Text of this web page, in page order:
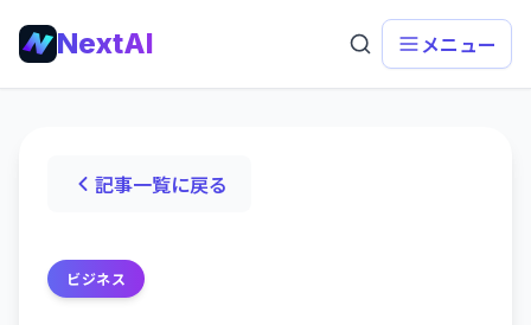
NextAI メニュー
記事一覧に戻る
ビジネス